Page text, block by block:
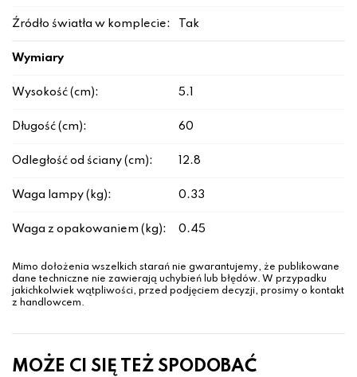
Źródło światła w komplecie: Tak
Wymiary
Wysokość (cm): 5.1
Długość (cm): 60
Odległość od ściany (cm): 12.8
Waga lampy (kg): 0.33
Waga z opakowaniem (kg): 0.45
Mimo dołożenia wszelkich starań nie gwarantujemy, że publikowane
dane techniczne nie zawierają uchybień lub błędów. W przypadku
jakichkolwiek wątpliwości, przed podjęciem decyzji, prosimy o kontakt
z handlowcem.
MOŻE CI SIĘ TEŻ SPODOBAĆ